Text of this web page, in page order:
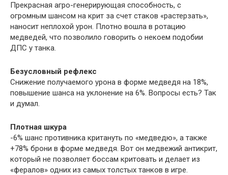
Прекрасная агро-генерирующая способность, с
огромным шансом на крит за cчет стаков «растерзать»,
наносит неплохой урон. Плотно вошла в ротацию
медведей, что позволило говорить о некоем подобии
ДПС у танка.
Безусловный рефлекс
Снижение получаемого урона в форме медведя на 18%,
повышение шанса на уклонение на 6%. Вопросы есть? Так
и думал.
Плотная шкура
-6% шанс противника критануть по «медведю», а также
+78% брони в форме медведя. Вот он медвежий антикрит,
который не позволяет боссам критовать и делает из
«фералов» одних из самых толстых танков в игре.